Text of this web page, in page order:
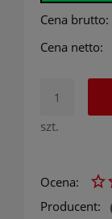
Cena brutto:
Cena netto:
szt.
Ocena:
Producent: